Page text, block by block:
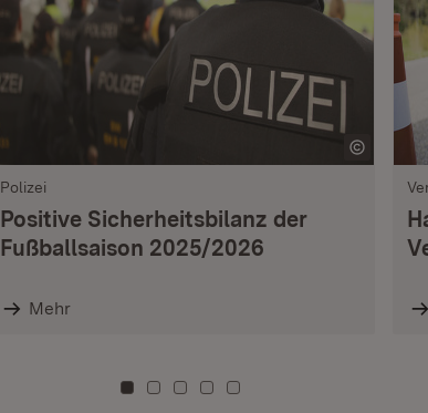
Polizei
Positive Sicherheitsbilanz der
Fußballsaison 2025/2026
Mehr
Zu Kachel: 0
Zu Kachel: 3
Zu Kachel: 6
Zu Kachel: 9
Zu Kachel: 12